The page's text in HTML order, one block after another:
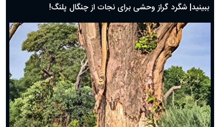
ببینید| شگرد گراز وحشی برای نجات از چنگال پلنگ!